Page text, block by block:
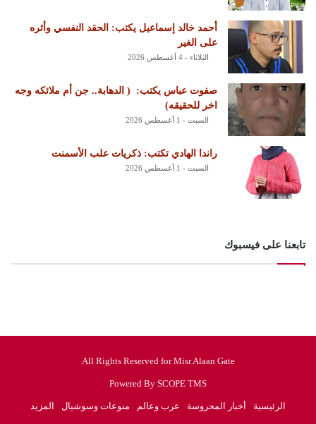
أحمد خالد إسماعيل يكتب: الحقد النفسي وأثره
على الغير
الثلاثاء - 4 أغسطس 2026
‏صفوت عباس يكتب: ‏ ‏( الدهابة.. جن أم ملائكه وجه
اخر للحقيقه)
السبت - 1 أغسطس 2026
راندا الهادي تكتب: ذكريات علب الأسمنت
السبت - 1 أغسطس 2026
تابعنا على فيسبوك
All Rights Reserved for Misr Alaan Gate
Powered By SCOPE TMS
الرئيسية أخبار المحروسة عرب وعالم منوعات وسوشيال المزيد